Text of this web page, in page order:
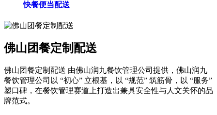
快餐便当配送
佛山团餐定制配送
佛山团餐定制配送 由佛山润九餐饮管理公司提供，佛山润九
餐饮管理公司以 “初心” 立根基，以 “规范” 筑筋骨，以 “服务”
塑口碑，在餐饮管理赛道上打造出兼具安全性与人文关怀的品
牌范式。